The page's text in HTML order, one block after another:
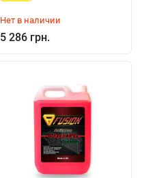
Нет в наличии
5 286 грн.